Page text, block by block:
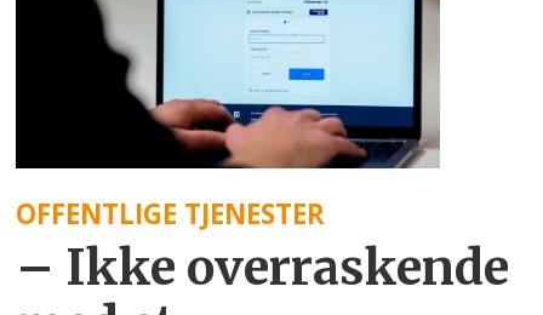
OFFENTLIGE TJENESTER
– Ikke overraskende